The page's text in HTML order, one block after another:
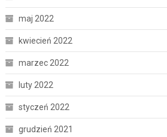
maj 2022
kwiecień 2022
marzec 2022
luty 2022
styczeń 2022
grudzień 2021